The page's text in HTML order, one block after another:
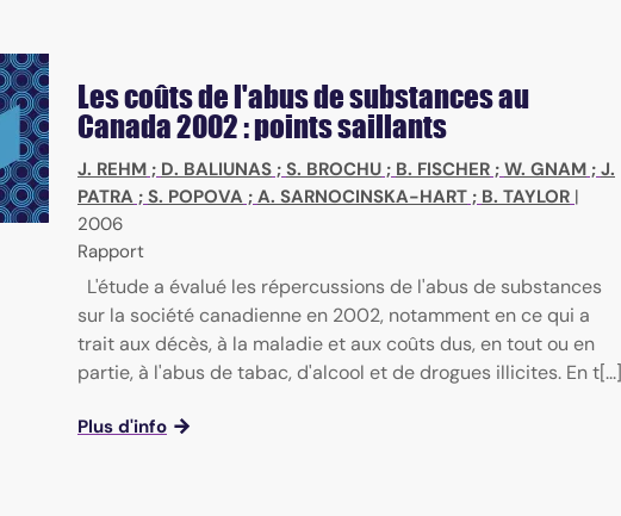
Les coûts de l'abus de substances au
Canada 2002 : points saillants
J. REHM ; D. BALIUNAS ; S. BROCHU ; B. FISCHER ; W. GNAM ; J.
PATRA ; S. POPOVA ; A. SARNOCINSKA-HART ; B. TAYLOR |
2006
Rapport
L'étude a évalué les répercussions de l'abus de substances
sur la société canadienne en 2002, notamment en ce qui a
trait aux décès, à la maladie et aux coûts dus, en tout ou en
partie, à l'abus de tabac, d'alcool et de drogues illicites. En t[...]
Plus d'info